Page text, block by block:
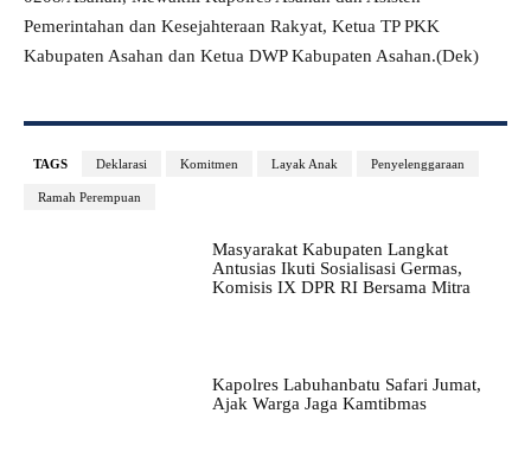
Pemerintahan dan Kesejahteraan Rakyat, Ketua TP PKK
Kabupaten Asahan dan Ketua DWP Kabupaten Asahan.(Dek)
TAGS Deklarasi Komitmen Layak Anak Penyelenggaraan
Ramah Perempuan
Masyarakat Kabupaten Langkat
Antusias Ikuti Sosialisasi Germas,
Komisis IX DPR RI Bersama Mitra
Kapolres Labuhanbatu Safari Jumat,
Ajak Warga Jaga Kamtibmas